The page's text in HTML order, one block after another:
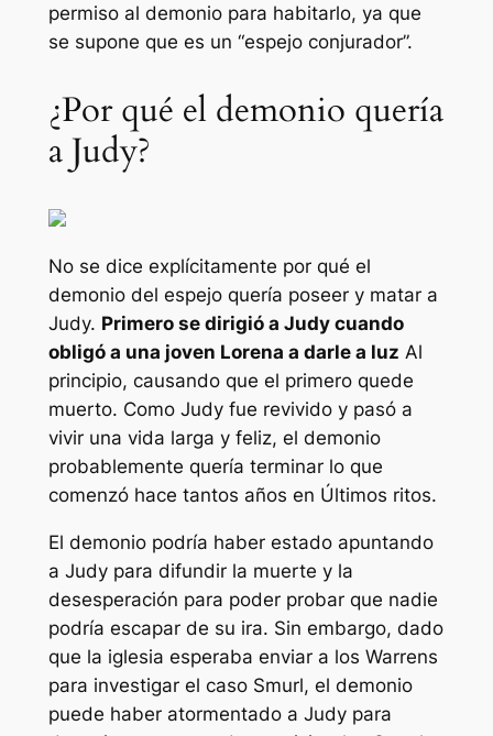
permiso al demonio para habitarlo, ya que
se supone que es un “espejo conjurador”.
¿Por qué el demonio quería
a Judy?
No se dice explícitamente por qué el
demonio del espejo quería poseer y matar a
Judy. Primero se dirigió a Judy cuando
obligó a una joven Lorena a darle a luz Al
principio, causando que el primero quede
muerto. Como Judy fue revivido y pasó a
vivir una vida larga y feliz, el demonio
probablemente quería terminar lo que
comenzó hace tantos años en Últimos ritos.
El demonio podría haber estado apuntando
a Judy para difundir la muerte y la
desesperación para poder probar que nadie
podría escapar de su ira. Sin embargo, dado
que la iglesia esperaba enviar a los Warrens
para investigar el caso Smurl, el demonio
puede haber atormentado a Judy para